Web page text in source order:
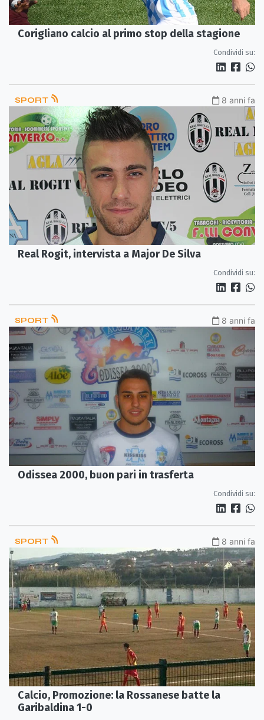
Corigliano calcio al primo stop della stagione
Condividi su:
SPORT 8 anni fa
Real Rogit, intervista a Major De Silva
Condividi su:
SPORT 8 anni fa
Odissea 2000, buon pari in trasferta
Condividi su:
SPORT 8 anni fa
Calcio, Promozione: la Rossanese batte la
Garibaldina 1-0